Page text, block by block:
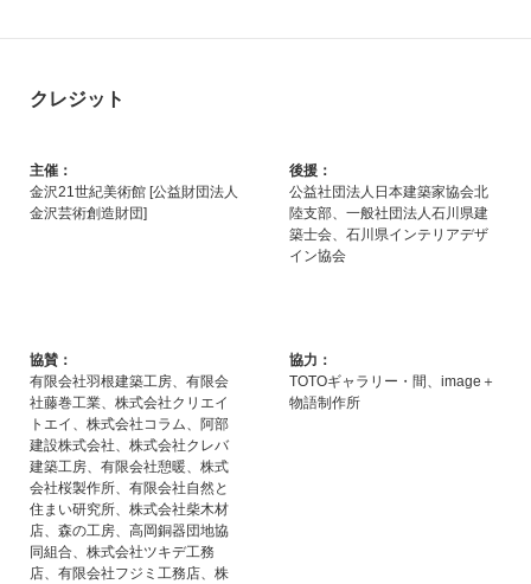
クレジット
主催：
金沢21世紀美術館 [公益財団法人
金沢芸術創造財団]
後援：
公益社団法人日本建築家協会北
陸支部、一般社団法人石川県建
築士会、石川県インテリアデザ
イン協会
協賛：
有限会社羽根建築工房、有限会
社藤巻工業、株式会社クリエイ
トエイ、株式会社コラム、阿部
建設株式会社、株式会社クレバ
建築工房、有限会社憩暖、株式
会社桜製作所、有限会社自然と
住まい研究所、株式会社柴木材
店、森の工房、高岡銅器団地協
同組合、株式会社ツキデ工務
店、有限会社フジミ工務店、株
協力：
TOTOギャラリー・間、image＋
物語制作所